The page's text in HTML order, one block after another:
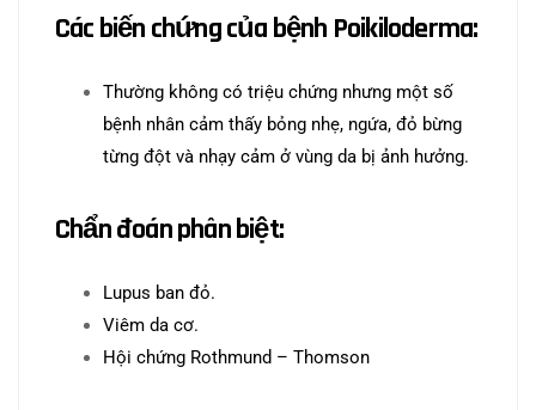
Các biến chứng của bệnh Poikiloderma:
Thường không có triệu chứng nhưng một số
bệnh nhân cảm thấy bỏng nhẹ, ngứa, đỏ bừng
từng đột và nhạy cảm ở vùng da bị ảnh hưởng.
Chẩn đoán phân biệt:
Lupus ban đỏ.
Viêm da cơ.
Hội chứng Rothmund – Thomson